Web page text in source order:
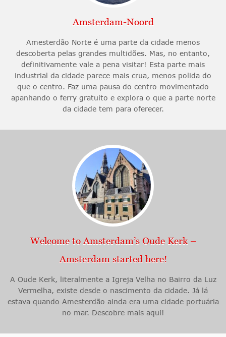
Amsterdam-Noord
Amesterdão Norte é uma parte da cidade menos
descoberta pelas grandes multidões. Mas, no entanto,
definitivamente vale a pena visitar! Esta parte mais
industrial da cidade parece mais crua, menos polida do
que o centro. Faz uma pausa do centro movimentado
apanhando o ferry gratuito e explora o que a parte norte
da cidade tem para oferecer.
Welcome to Amsterdam’s Oude Kerk –
Amsterdam started here!
A Oude Kerk, literalmente a Igreja Velha no Bairro da Luz
Vermelha, existe desde o nascimento da cidade. Já lá
estava quando Amesterdão ainda era uma cidade portuária
no mar. Descobre mais aqui!